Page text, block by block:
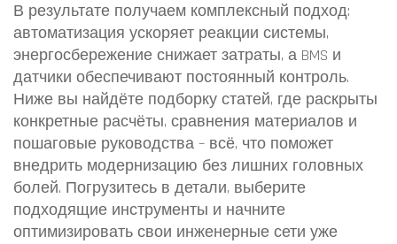
В результате получаем комплексный подход:
автоматизация ускоряет реакции системы,
энергосбережение снижает затраты, а BMS и
датчики обеспечивают постоянный контроль.
Ниже вы найдёте подборку статей, где раскрыты
конкретные расчёты, сравнения материалов и
пошаговые руководства – всё, что поможет
внедрить модернизацию без лишних головных
болей. Погрузитесь в детали, выберите
подходящие инструменты и начните
оптимизировать свои инженерные сети уже